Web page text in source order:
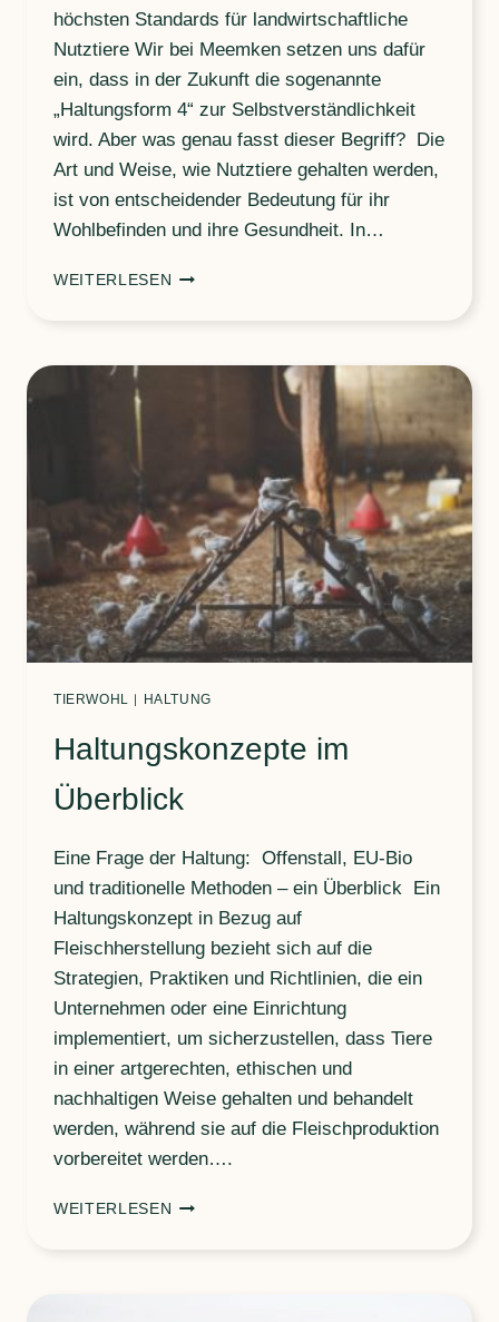
höchsten Standards für landwirtschaftliche
Nutztiere Wir bei Meemken setzen uns dafür
ein, dass in der Zukunft die sogenannte
„Haltungsform 4“ zur Selbstverständlichkeit
wird. Aber was genau fasst dieser Begriff? Die
Art und Weise, wie Nutztiere gehalten werden,
ist von entscheidender Bedeutung für ihr
Wohlbefinden und ihre Gesundheit. In…
WEITERLESEN HALTUNGSFORM
TIERWOHL | HALTUNG
Haltungskonzepte im
Überblick
Eine Frage der Haltung: Offenstall, EU-Bio
und traditionelle Methoden – ein Überblick Ein
Haltungskonzept in Bezug auf
Fleischherstellung bezieht sich auf die
Strategien, Praktiken und Richtlinien, die ein
Unternehmen oder eine Einrichtung
implementiert, um sicherzustellen, dass Tiere
in einer artgerechten, ethischen und
nachhaltigen Weise gehalten und behandelt
werden, während sie auf die Fleischproduktion
vorbereitet werden….
WEITERLESEN HALTUNGSKONZEPTE